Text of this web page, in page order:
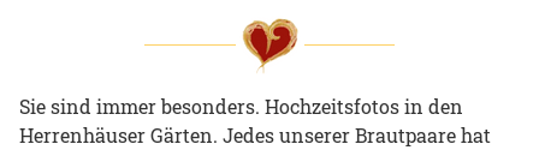
Sie sind immer besonders. Hochzeitsfotos in den
Herrenhäuser Gärten. Jedes unserer Brautpaare hat